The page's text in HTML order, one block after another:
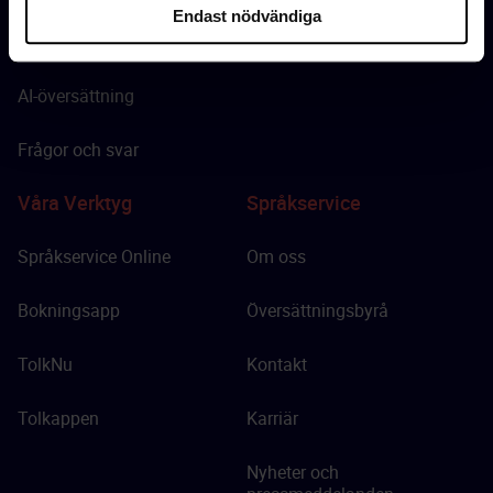
Endast nödvändiga
Översättning
AI-översättning
Frågor och svar
Google Play
Våra Verktyg
Språkservice Online
Bokningsapp
TolkNu
Tolkappen
Språkservice
Om oss
Översättningsbyrå
Kontakt
Karriär
Nyheter och